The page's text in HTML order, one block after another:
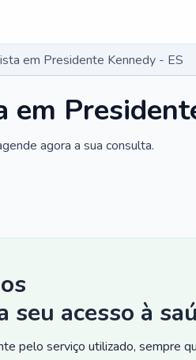
em Presidente Kennedy - ES
em
agora a sua consulta.
acesso à
pelo serviço utilizado, sempre